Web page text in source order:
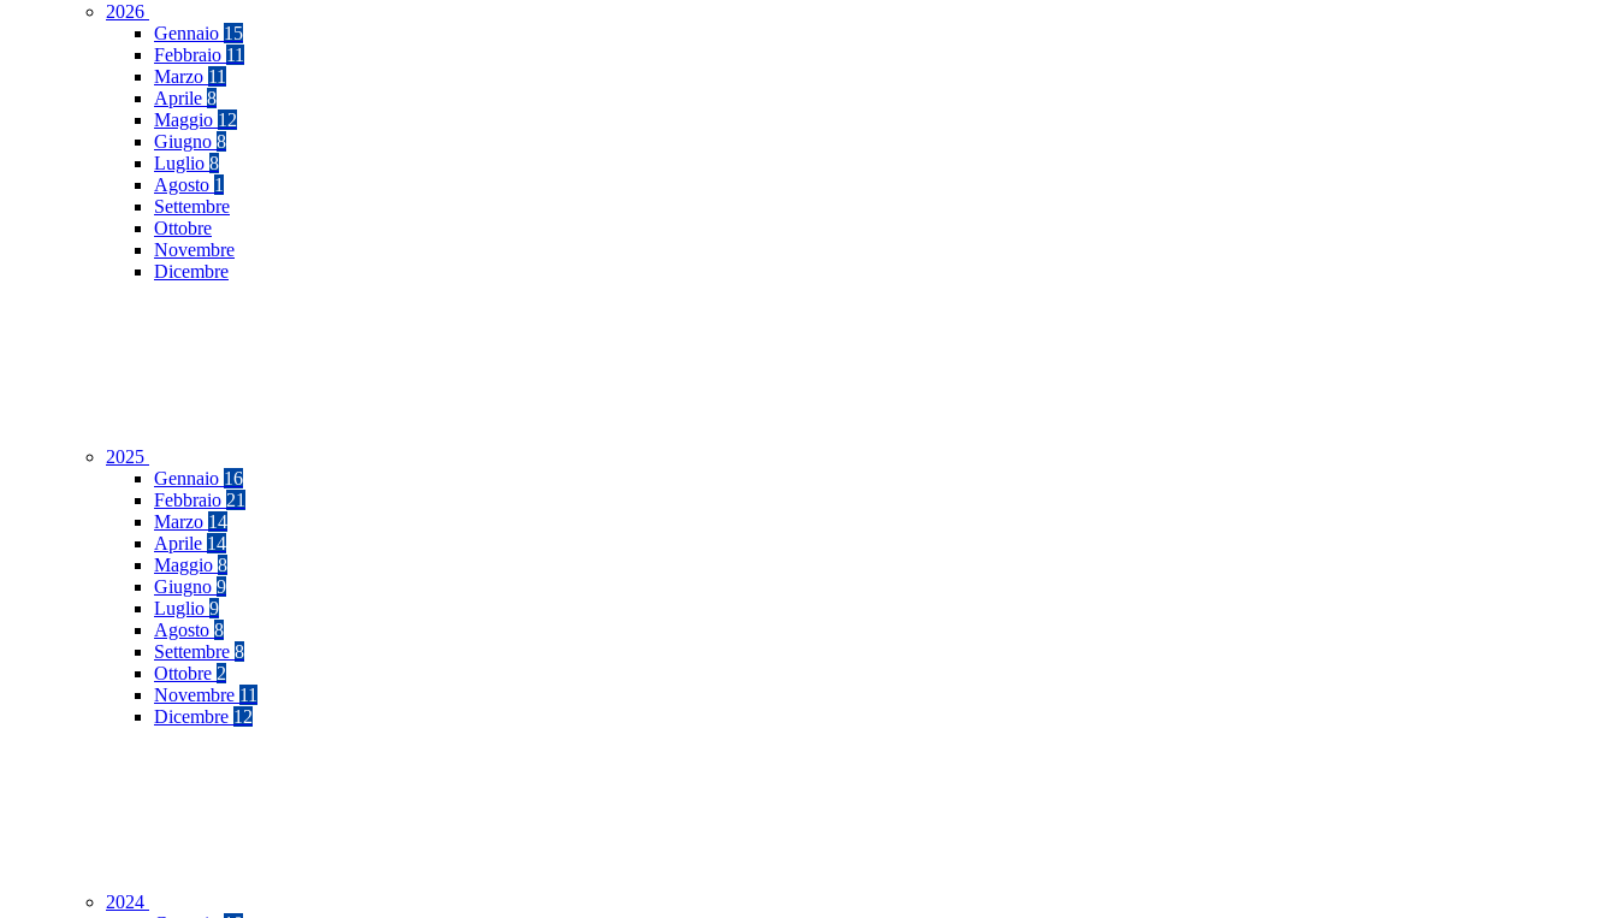
2026
Gennaio 15
Febbraio 11
Marzo 11
Aprile 8
Maggio 12
Giugno 8
Luglio 8
Agosto 1
Settembre
Ottobre
Novembre
Dicembre
2025
Gennaio 16
Febbraio 21
Marzo 14
Aprile 14
Maggio 8
Giugno 9
Luglio 9
Agosto 8
Settembre 8
Ottobre 2
Novembre 11
Dicembre 12
2024